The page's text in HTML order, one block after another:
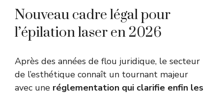
Nouveau cadre légal pour
l’épilation laser en 2026
Après des années de flou juridique, le secteur
de l’esthétique connaît un tournant majeur
avec une réglementation qui clarifie enfin les